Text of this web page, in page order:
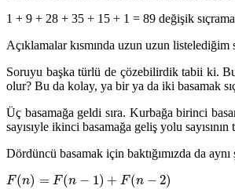
1 + 9 + 28 + 35 + 15 + 1 = 89 değişik
Açıklamalar kısmında uzun uzun
Soruyu başka türlü de çözebilirdik tabii ki.
olur? Bu da kolay, ya bir ya da iki basamak
Üç basamağa geldi sıra. Kurbağa birinci
sayısıyle ikinci basamağa geliş yolu sayısının
Dördüncü basamak için baktığımızda da
F(n) = F(n − 1) + F(n − 2)